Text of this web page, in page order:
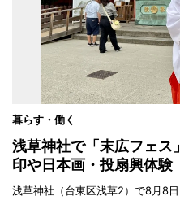
暮らす・働く
浅草神社で「末広フェ
印や日本画・投扇興体験
浅草神社（台東区浅草2）で8月8